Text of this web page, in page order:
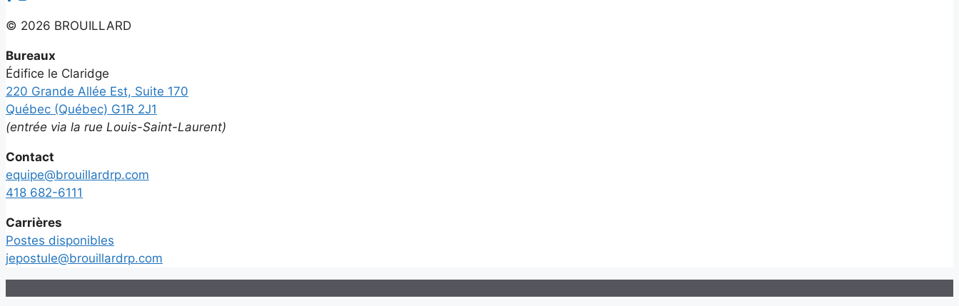
© 2026 BROUILLARD
Bureaux
Édifice le Claridge
220 Grande Allée Est, Suite 170
Québec (Québec) G1R 2J1
(entrée via la rue Louis-Saint-Laurent)
Contact
equipe@brouillardrp.com
418 682-6111
Carrières
Postes disponibles
jepostule@brouillardrp.com